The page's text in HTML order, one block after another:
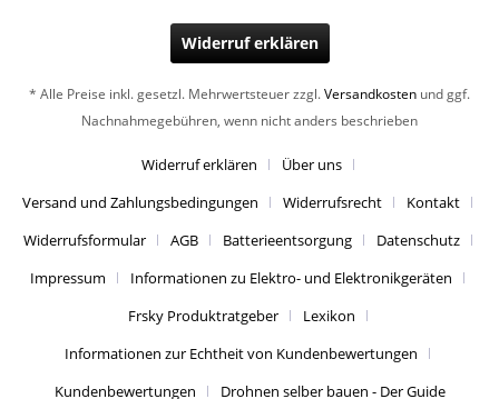
Widerruf erklären
* Alle Preise inkl. gesetzl. Mehrwertsteuer zzgl.Versandkosten und ggf.
Nachnahmegebühren, wenn nicht anders beschrieben
Widerruf erklären
Über uns
Versand und Zahlungsbedingungen
Widerrufsrecht
Kontakt
Widerrufsformular
AGB Batterieentsorgung
Datenschutz
Impressum
Informationen zu Elektro- und Elektronikgeräten
Frsky Produktratgeber
Lexikon
Informationen zur Echtheit von Kundenbewertungen
Kundenbewertungen
Drohnen selber bauen - Der Guide